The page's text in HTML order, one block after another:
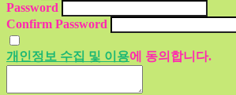
Password
Confirm Password
개인정보 수집 및 이용에 동의합니다.